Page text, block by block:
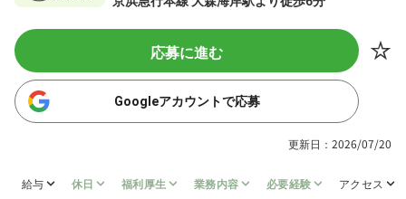
応募に進む
Googleアカウントで応募
更新日：2026/07/20
給与 休日 福利厚生 業務内容 必要経験 アクセス